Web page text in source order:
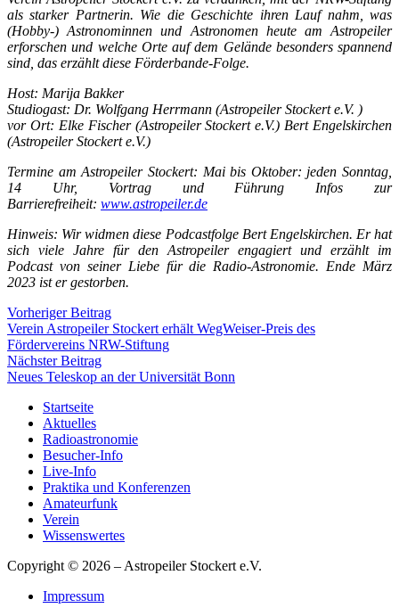
als starker Partnerin. Wie die Geschichte ihren Lauf nahm, was
(Hobby-) Astronominnen und Astronomen heute am Astropeiler
erforschen und welche Orte auf dem Gelände besonders spannend
sind, das erzählt diese Förderbande-Folge.
Host: Marija Bakker
Studiogast: Dr. Wolfgang Herrmann (Astropeiler Stockert e.V. )
vor Ort: Elke Fischer (Astropeiler Stockert e.V.) Bert Engelskirchen
(Astropeiler Stockert e.V.)
Termine am Astropeiler Stockert: Mai bis Oktober: jeden Sonntag,
14 Uhr, Vortrag und Führung Infos zur
Barrierefreiheit: www.astropeiler.de
Hinweis: Wir widmen diese Podcastfolge Bert Engelskirchen. Er hat
sich viele Jahre für den Astropeiler engagiert und erzählt im
Podcast von seiner Liebe für die Radio-Astronomie. Ende März
2023 ist er gestorben.
Vorheriger Beitrag
Verein Astropeiler Stockert erhält WegWeiser-Preis des
Fördervereins NRW-Stiftung
Nächster Beitrag
Neues Teleskop an der Universität Bonn
Startseite
Aktuelles
Radioastronomie
Besucher-Info
Live-Info
Praktika und Konferenzen
Amateurfunk
Verein
Wissenswertes
Copyright © 2026 – Astropeiler Stockert e.V.
Impressum